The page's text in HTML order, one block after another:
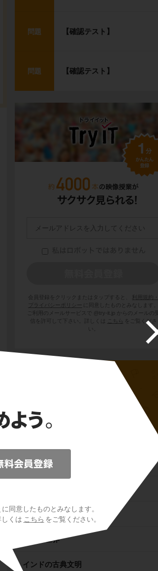
に同意したものとみなします。
くは こちら をご覧ください。
問題 【確認テスト】
問題 【確認テスト】
会員登録をクリックまたはタップすると、
利用規約・
プライバシーポリシー
に同意したものとみなします。
ご利用のメールサービスで @try-it.jp からのメールの受
信を許可して下さい。詳しくは
こちら
をご覧くださ
い。
先史時代
ギリシア世界
ローマ世界
インドの古典文明